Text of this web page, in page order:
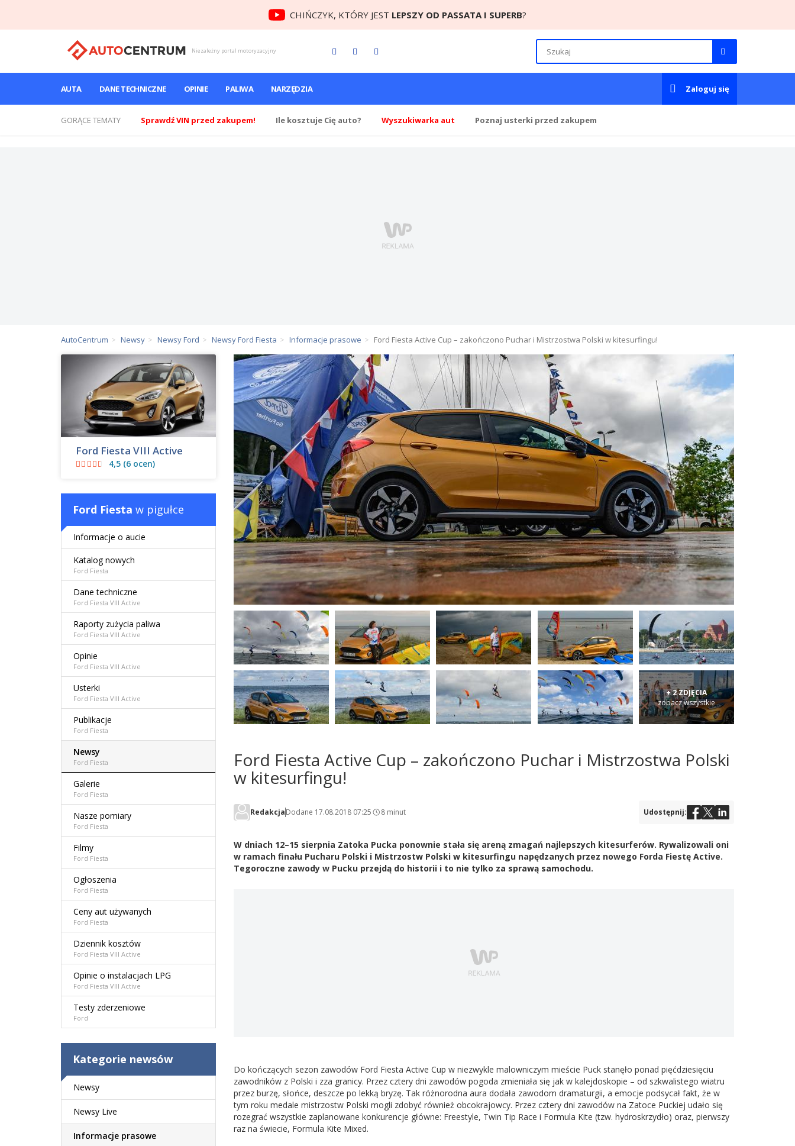
CHIŃCZYK, KTÓRY JEST LEPSZY OD PASSATA I SUPERB?
Niezależny portal motoryzacyjny
AUTA DANE TECHNICZNE OPINIE PALIWA NARZĘDZIA Zaloguj się
GORĄCE TEMATY Sprawdź VIN przed zakupem! Ile kosztuje Cię auto? Wyszukiwarka aut Poznaj usterki przed zakupem
AutoCentrum Newsy Newsy Ford Newsy Ford Fiesta Informacje prasowe Ford Fiesta Active Cup – zakończono Puchar i Mistrzostwa Polski w kitesurfingu!
+ 2 ZDJĘCIA
zobacz wszystkie
Ford Fiesta Active Cup – zakończono Puchar i Mistrzostwa Polski
w kitesurfingu!
RedakcjaDodane 17.08.2018 07:25 8 minut Udostępnij:
W dniach 12–15 sierpnia Zatoka Pucka ponownie stała się areną zmagań najlepszych kitesurferów. Rywalizowali oni
w ramach finału Pucharu Polski i Mistrzostw Polski w kitesurfingu napędzanych przez nowego Forda Fiestę Active.
Tegoroczne zawody w Pucku przejdą do historii i to nie tylko za sprawą samochodu.
Do kończących sezon zawodów Ford Fiesta Active Cup w niezwykle malowniczym mieście Puck stanęło ponad pięćdziesięciu
zawodników z Polski i zza granicy. Przez cztery dni zawodów pogoda zmieniała się jak w kalejdoskopie – od szkwalistego wiatru
przez burzę, słońce, deszcze po lekką bryzę. Tak różnorodna aura dodała zawodom dramaturgii, a emocje podsycał fakt, że w
tym roku medale mistrzostw Polski mogli zdobyć również obcokrajowcy. Przez cztery dni zawodów na Zatoce Puckiej udało się
rozegrać wszystkie zaplanowane konkurencje główne: Freestyle, Twin Tip Race i Formula Kite (tzw. hydroskrzydło) oraz, pierwszy
raz na świecie, Formula Kite Mixed.
Ford Fiesta VIII Active
4,5 (6 ocen)
Ford Fiesta w pigułce
Informacje o aucie
Katalog nowych
Ford Fiesta
Dane techniczne
Ford Fiesta VIII Active
Raporty zużycia paliwa
Ford Fiesta VIII Active
Opinie
Ford Fiesta VIII Active
Usterki
Ford Fiesta VIII Active
Publikacje
Ford Fiesta
Newsy
Ford Fiesta
Galerie
Ford Fiesta
Nasze pomiary
Ford Fiesta
Filmy
Ford Fiesta
Ogłoszenia
Ford Fiesta
Ceny aut używanych
Ford Fiesta
Dziennik kosztów
Ford Fiesta VIII Active
Opinie o instalacjach LPG
Ford Fiesta VIII Active
Testy zderzeniowe
Ford
Kategorie newsów
Newsy
Newsy Live
Informacje prasowe